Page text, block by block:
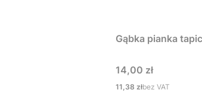
Gąbka pianka
Cena
14,00 zł
Cena
11,38 złbez VAT